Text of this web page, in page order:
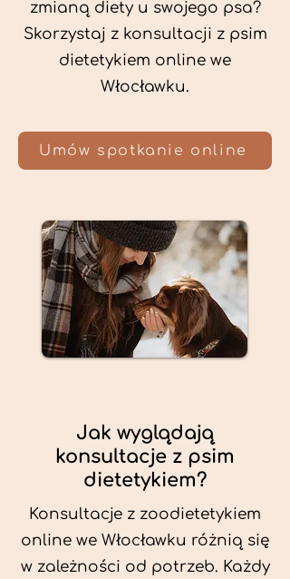
zmianą diety u swojego psa?
Skorzystaj z konsultacji z psim
dietetykiem online we
Włocławku.
Umów spotkanie online
Jak wyglądają
konsultacje z psim
dietetykiem?
Konsultacje z zoodietetykiem
online we Włocławku różnią się
w zależności od potrzeb. Każdy